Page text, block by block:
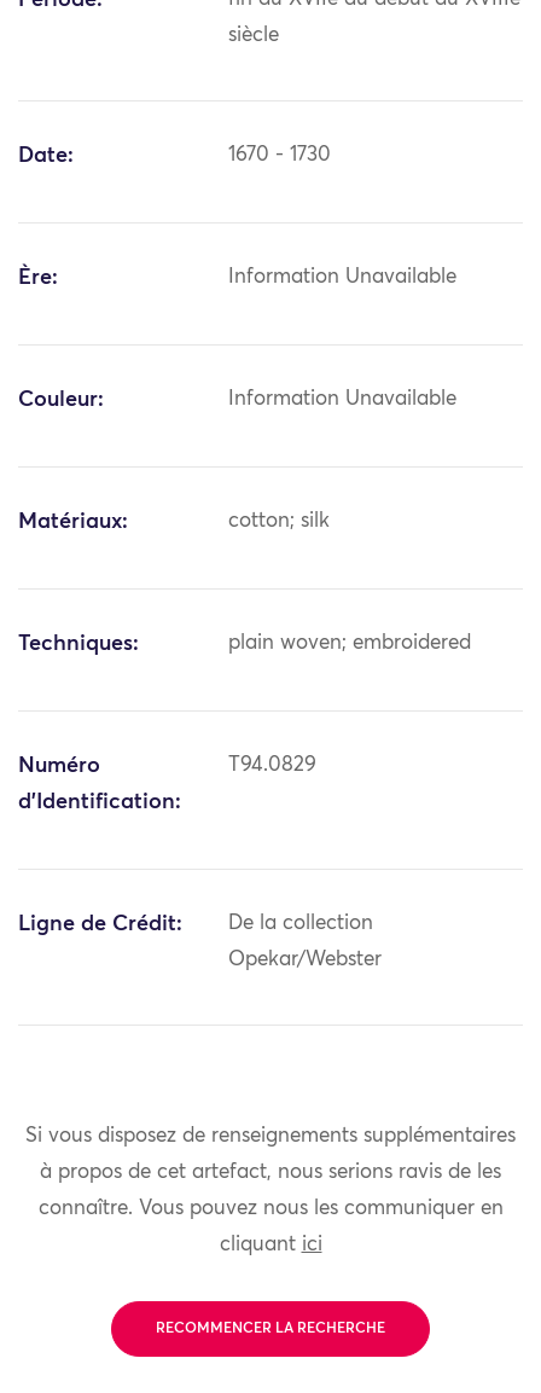
siècle
Date: 1670 - 1730
Ère: Information Unavailable
Couleur: Information Unavailable
Matériaux: cotton; silk
Techniques: plain woven; embroidered
Numéro
d'Identification:
T94.0829
Ligne de Crédit:
De la collection
Opekar/Webster
Si vous disposez de renseignements supplémentaires
à propos de cet artefact, nous serions ravis de les
connaître. Vous pouvez nous les communiquer en
cliquant ici
RECOMMENCER LA RECHERCHE